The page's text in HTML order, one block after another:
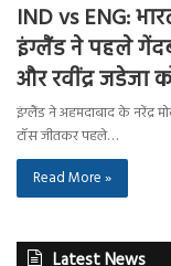
IND vs ENG:
इंग्लैंड ने पहले
और रवींद्र जडेजा
इंग्लैंड ने अहमदाबाद के नरेंद्र
टॉस जीतकर पहले…
Read More »
Latest News